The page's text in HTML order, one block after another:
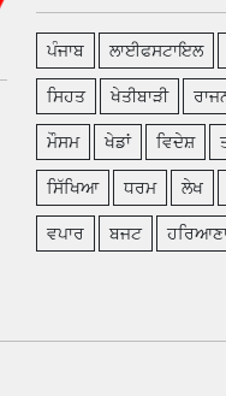
ਪੰਜਾਬ ਲਾਈਫਸਟਾਇਲ
ਸਿਹਤ ਖੇਤੀਬਾੜੀ
ਮੌਸਮ ਖੇਡਾਂ ਵਿਦੇਸ਼
ਸਿੱਖਿਆ ਧਰਮ ਲੇਖ
ਵਪਾਰ ਬਜਟ